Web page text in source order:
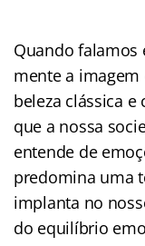
Quando falamos
mente a
beleza clássica
que a nossa
entende de
predomina uma
implanta no
do equilíbrio